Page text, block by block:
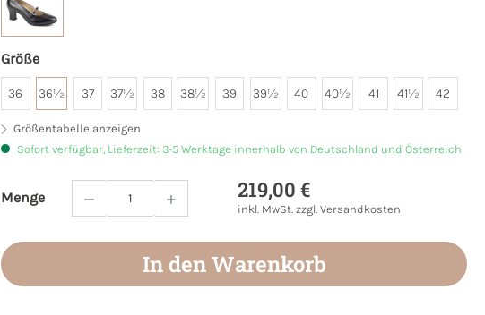
Größe
36 36½ 37 37½ 38 38½ 39 39½ 40 40½ 41 41½ 42
Größentabelle anzeigen
Sofort verfügbar, Lieferzeit: 3-5 Werktage innerhalb von Deutschland und Österreich
Menge
Produkt Anzahl: Gib den gewünschten Wert ein
219,00 €
inkl. MwSt. zzgl. Versandkosten
In den Warenkorb